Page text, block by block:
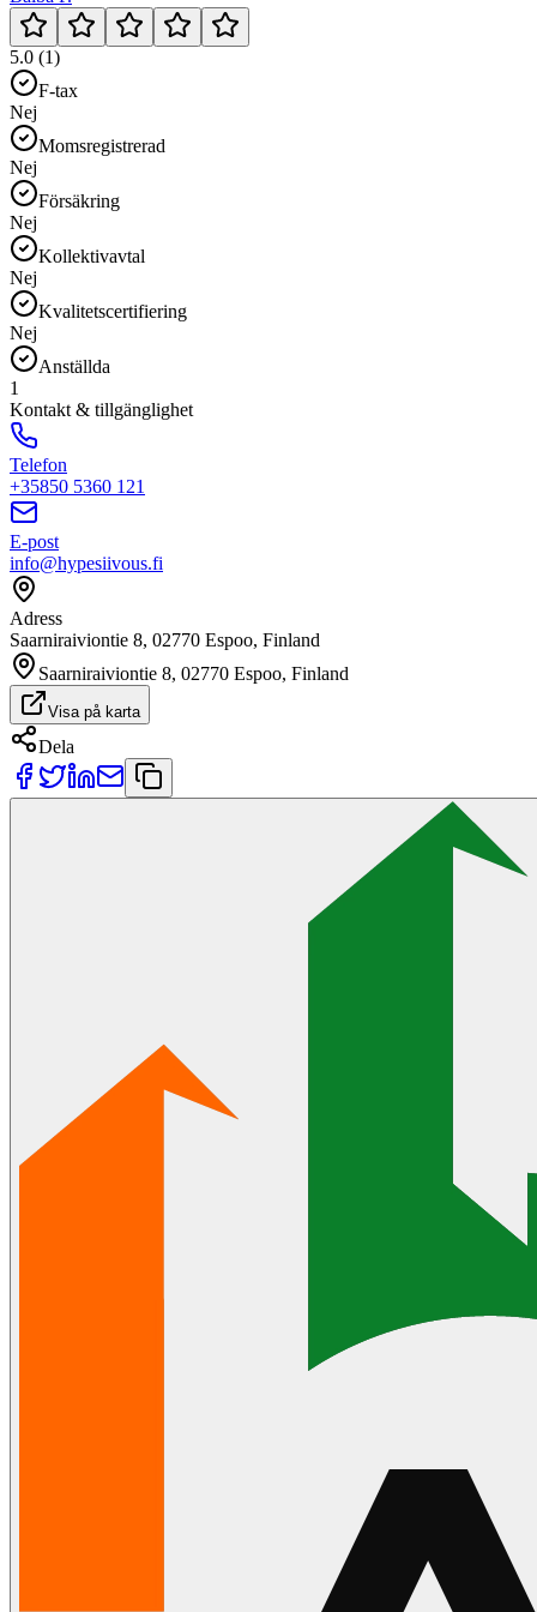
5.0 (1)
F-tax
Nej
Momsregistrerad
Nej
Försäkring
Nej
Kollektivavtal
Nej
Kvalitetscertifiering
Nej
Anställda
1
Kontakt & tillgänglighet
Telefon
+35850 5360 121
E-post
info@hypesiivous.fi
Adress
Saarniraiviontie 8, 02770 Espoo, Finland
Saarniraiviontie 8, 02770 Espoo, Finland
Visa på karta
Dela